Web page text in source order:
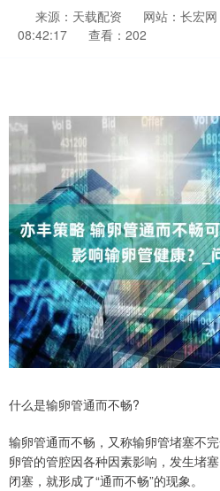
来源：天载配资 网站：长宏网
08:42:17
查看：202
什么是输卵管通而不畅?
输卵管通而不畅，又称输卵管堵塞不
卵管的管腔因各种因素影响，发生堵
闭塞，就形成了“通而不畅”的现象。